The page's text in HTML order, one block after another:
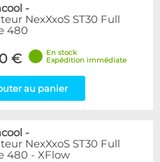
-
NexXxoS ST30 Full
480
€
En stock
Expédition immédiate
au panier
-
NexXxoS ST30 Full
480 - XFlow